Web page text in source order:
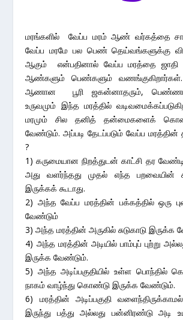
மரங்களில் வேப்ப மரம் ஆண் வர்கத்தை
வேப்ப மரமே பல பெண் தெய்வங்களுக்கு
ஆகும் என்பதினால் வேப்ப மரத்தை ஜாதி
ஆண்களும் பெண்களும்
ஆணான பூரி ஜகன்னாதரும்,
உருவமும் இந்த மரத்தில்
மரமும் சில தனித் தன்மைகளைக்
வேண்டும். அப்படி தேடப்படும் வேப்ப
?
1) கருமையான நிறத்துடன் காட்சி தர
அது வளர்ந்தது முதல் எந்த பறவையின்
இருக்கக் கூடாது.
2) அந்த வேப்ப மரத்தின் பக்கத்தில் ஒரு
வேண்டும்
3) அந்த மரத்தின் அருகில் சுடுகாடு இருக்க
4) அந்த மரத்தின் அடியில் பாம்புப் புற்று
இருக்க வேண்டும்.
5) அந்த அடிப்பகுதியில் உள்ள பொந்தில்
நாகம் வாழ்ந்து கொண்டு இருக்க வேண்டும்.
6) மரத்தின் அடிப்பகுதி
இருந்து பத்து அல்லது பன்னிரண்டு அடி